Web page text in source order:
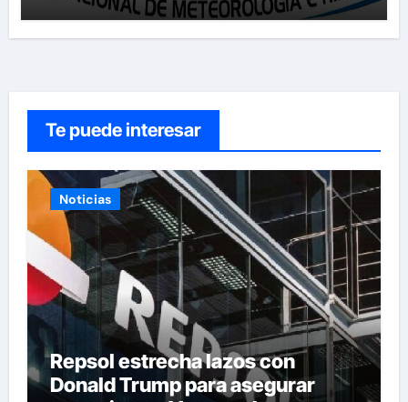
Te puede interesar
Noticias
Repsol estrecha lazos con
Donald Trump para asegurar